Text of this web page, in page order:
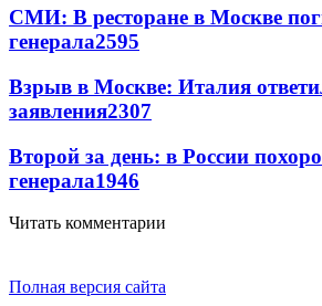
СМИ: В ресторане в Москве
генерала2595
Взрыв в Москве: Италия
заявления2307
Второй за день: в России
генерала1946
Читать комментарии
Полная версия сайта